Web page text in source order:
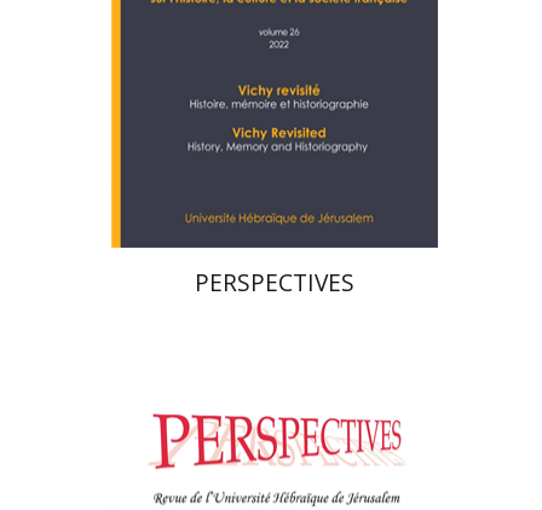
הנחת אתר ספר מודפס
PERSPECTIVES
פרננד ברטפלד